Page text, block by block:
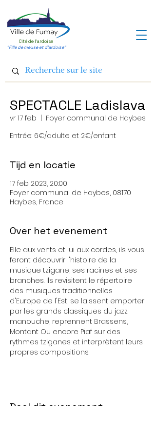
Cité de l'ardoise
"Fille de meuse et d'ardoise"
SPECTACLE Ladislava
vr 17 feb
Foyer communal de Haybes
Entrée: 6€/adulte et 2€/enfant
Tijd en locatie
17 feb 2023, 20:00
Foyer communal de Haybes, 08170
Haybes, France
Over het evenement
Elle aux vents et lui aux cordes, ils vous
feront découvrir l'histoire de la
musique tzigane, ses racines et ses
branches. Ils revisitent le répertoire
des musiques traditionnelles
d'Europe de l'Est, se laissent emporter
par les grands classiques du jazz
manouche, reprennent Brassens,
Montant Ou encore Piaf sur des
rythmes tziganes et interprètent leurs
propres compositions.
Deel dit evenement